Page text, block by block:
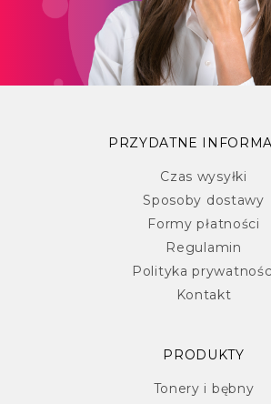
PRZYDATNE
Czas wysyłki
Sposoby dostawy
Formy płatności
Regulamin
Polityka
Kontakt
PRODUKTY
Tonery i bębny